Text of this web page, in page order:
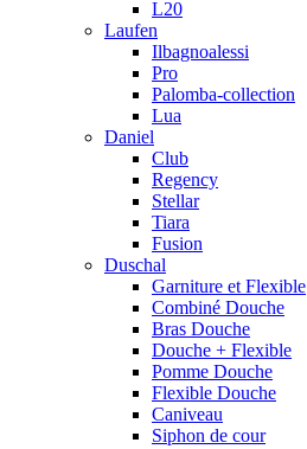
L20
Laufen
Ilbagnoalessi
Pro
Palomba-collection
Lua
Daniel
Club
Regency
Stellar
Tiara
Fusion
Duschal
Garniture et Flexible
Combiné Douche
Bras Douche
Douche + Flexible
Pomme Douche
Flexible Douche
Caniveau
Siphon de cour